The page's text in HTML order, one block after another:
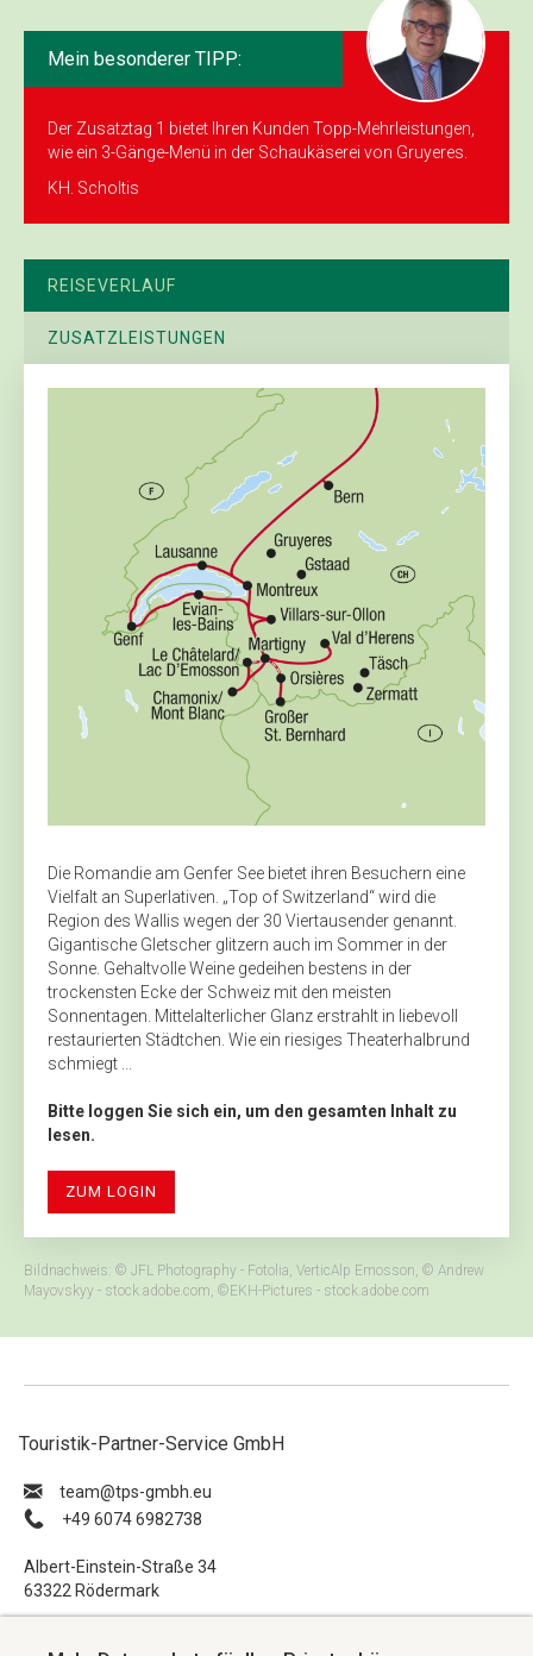
Mein besonderer TIPP:
Der Zusatztag 1 bietet Ihren Kunden Topp-Mehrleistungen,
wie ein 3-Gänge-Menü in der Schau­käserei von Gruyeres.
KH. Scholtis
REISEVERLAUF
ZUSATZLEISTUNGEN
Die Romandie am Genfer See bietet ihren Besuchern eine
Vielfalt an Superlativen. „Top of Switzerland“ wird die
Region des Wallis wegen der 30 Viertausender genannt.
Gigantische Gletscher glitzern auch im Sommer in der
Sonne. Gehaltvolle Weine gedeihen bestens in der
trockensten Ecke der Schweiz mit den meisten
Sonnentagen. Mittelalterlicher Glanz erstrahlt in liebevoll
restaurierten Städtchen. Wie ein riesiges Theaterhalbrund
schmiegt ...
Bitte loggen Sie sich ein, um den gesamten Inhalt zu
lesen.
ZUM LOGIN
Bildnachweis: © JFL Photography - Fotolia, VerticAlp Emosson, © Andrew
Mayovskyy - stock.adobe.com, ©EKH-Pictures - stock.adobe.com
Touristik-Partner-Service GmbH
ue.hbmg-spt@maet
+49 6074 6982738
Albert-Einstein-Straße 34
63322 Rödermark
Impressum